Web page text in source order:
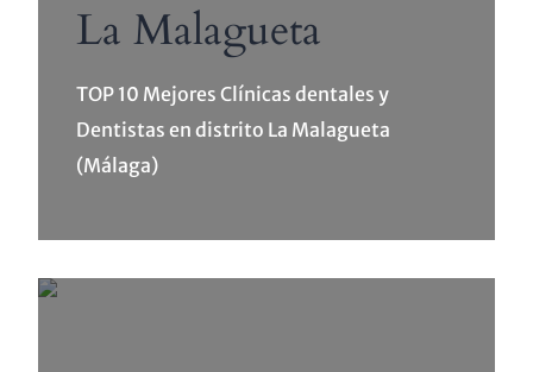
La Malagueta
TOP 10 Mejores Clínicas dentales y
Dentistas en distrito La Malagueta
(Málaga)